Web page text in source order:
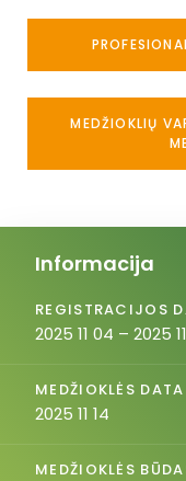
MEDŽIOKLIŲ
Informacija
REGISTRACIJOS
2025 11 04 – 2025
MEDŽIOKLĖS DATA
2025 11 14
MEDŽIOKLĖS